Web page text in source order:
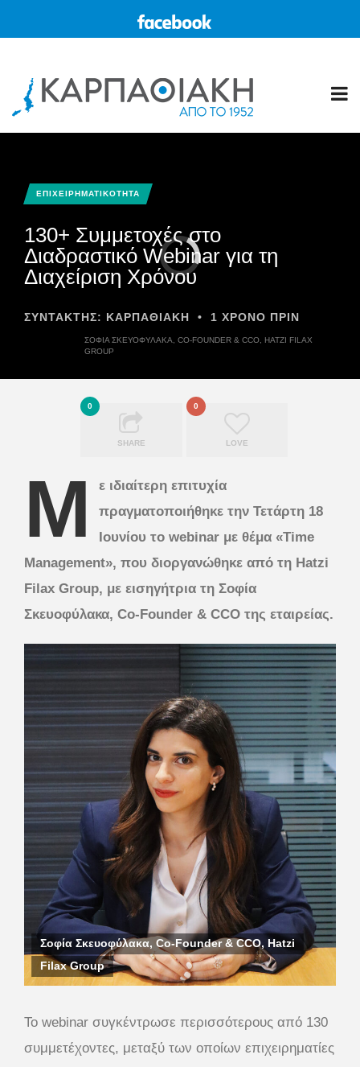
ΣΟΦΊΑ ΣΚΕΥΟΦΎΛΑΚΑ, CO-FOUNDER & CCO, HATZI FILAX
GROUP
ΕΠΙΧΕΙΡΗΜΑΤΙΚΟΤΗΤΑ
130+ Συμμετοχές στο
Διαδραστικό Webinar για τη
Διαχείριση Χρόνου
ΣΥΝΤΆΚΤΗΣ: ΚΑΡΠΑΘΙΑΚΗ • 1 ΧΡΌΝΟ ΠΡΙΝ
0
SHARE
0
LOVE
Μ
ε ιδιαίτερη επιτυχία
πραγματοποιήθηκε την Τετάρτη 18
Ιουνίου το webinar με θέμα «Time
Management», που διοργανώθηκε από τη Hatzi
Filax Group, με εισηγήτρια τη Σοφία
Σκευοφύλακα, Co-Founder & CCO της εταιρείας.
Σοφία Σκευοφύλακα, Co-Founder & CCO, Hatzi
Filax Group
Το webinar συγκέντρωσε περισσότερους από 130
συμμετέχοντες, μεταξύ των οποίων επιχειρηματίες